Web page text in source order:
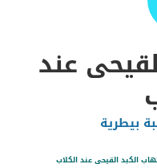
عند
بيطرية
الكبد القيحى عند الكلاب